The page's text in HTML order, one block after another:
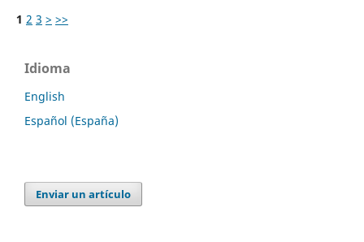
1 2 3 > >>
Idioma
English
Español (España)
Enviar un artículo